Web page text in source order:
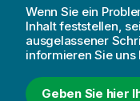
Wenn Sie ein
Inhalt feststellen,
ausgelassener
informieren Sie uns
Geben Sie hier